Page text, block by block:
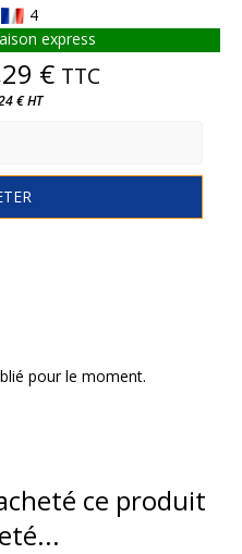
4
express
€ TTC
€ HT
pour le moment.
ce produit